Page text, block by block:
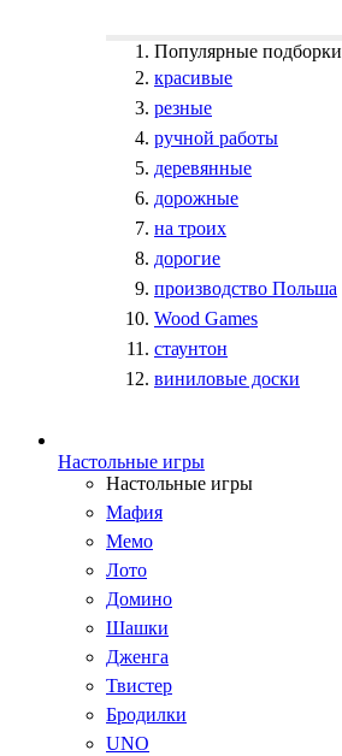
Популярные подборки
красивые
резные
ручной работы
деревянные
дорожные
на троих
дорогие
производство Польша
Wood Games
стаунтон
виниловые доски
Настольные игры
Настольные игры
Мафия
Мемо
Лото
Домино
Шашки
Дженга
Твистер
Бродилки
UNO